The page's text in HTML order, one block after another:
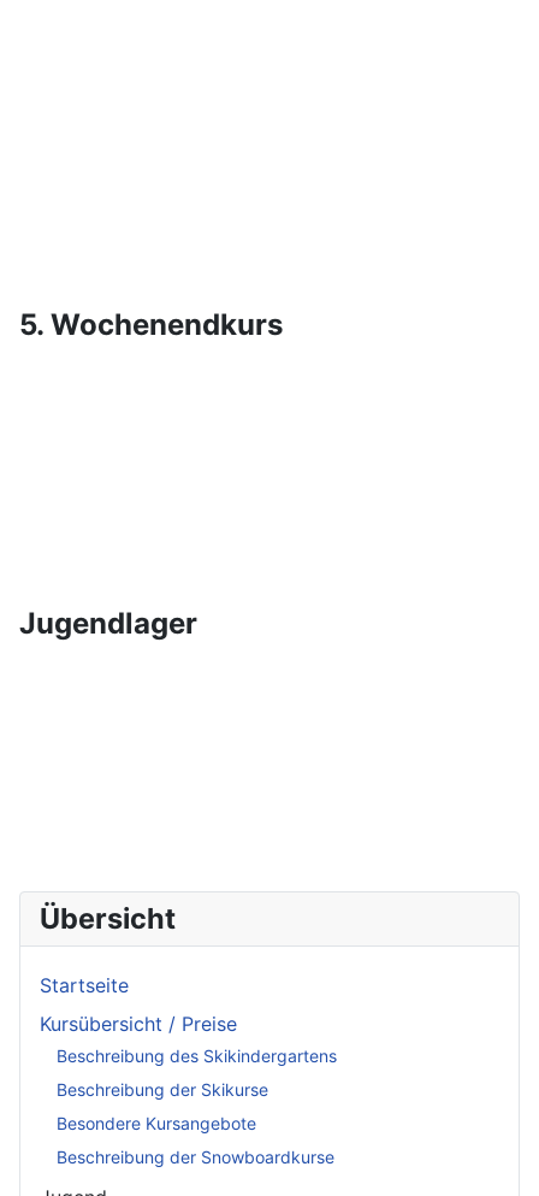
Übersicht
Startseite
Kursübersicht / Preise
Beschreibung des Skikindergartens
Beschreibung der Skikurse
Besondere Kursangebote
Beschreibung der Snowboardkurse
5. Wochenendkurs
Jugendlager